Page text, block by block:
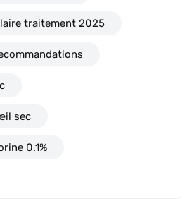
traitement 2025
sec
0.1%